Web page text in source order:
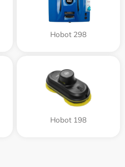
Hobot 298
Hobot 198